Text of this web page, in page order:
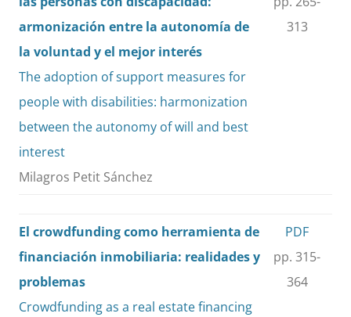
armonización entre la autonomía de
la voluntad y el mejor interés
The adoption of support measures for
people with disabilities: harmonization
between the autonomy of will and best
interest
Milagros Petit Sánchez
313
El crowdfunding como herramienta de
financiación inmobiliaria: realidades y
problemas
Crowdfunding as a real estate financing
PDF
pp. 315-
364